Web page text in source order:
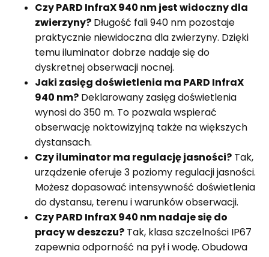
Czy PARD InfraX 940 nm jest widoczny dla
zwierzyny? Długość fali 940 nm pozostaje
praktycznie niewidoczna dla zwierzyny. Dzięki
temu iluminator dobrze nadaje się do
dyskretnej obserwacji nocnej.
Jaki zasięg doświetlenia ma PARD InfraX
940 nm? Deklarowany zasięg doświetlenia
wynosi do 350 m. To pozwala wspierać
obserwację noktowizyjną także na większych
dystansach.
Czy iluminator ma regulację jasności? Tak,
urządzenie oferuje 3 poziomy regulacji jasności.
Możesz dopasować intensywność doświetlenia
do dystansu, terenu i warunków obserwacji.
Czy PARD InfraX 940 nm nadaje się do
pracy w deszczu? Tak, klasa szczelności IP67
zapewnia odporność na pył i wodę. Obudowa